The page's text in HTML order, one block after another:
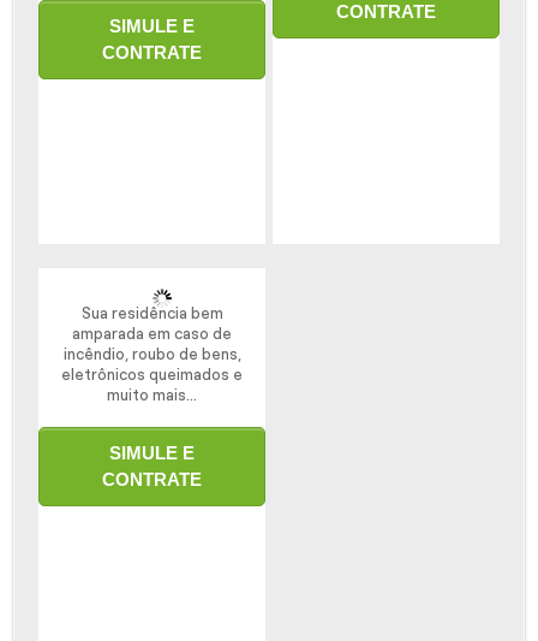
SIMULE E
CONTRATE
CONTRATE
Sua residência bem
amparada em caso de
incêndio, roubo de bens,
eletrônicos queimados e
muito mais...
SIMULE E
CONTRATE